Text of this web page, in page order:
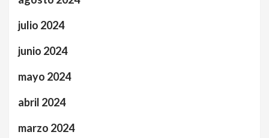
julio 2024
junio 2024
mayo 2024
abril 2024
marzo 2024